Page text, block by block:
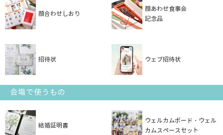
顔合わせしおり
顔あわせ食事会
記念品
招待状 ウェブ招待状
会場で使うもの
結婚証明書
ウェルカムボード・ウェル
カムスペースセット